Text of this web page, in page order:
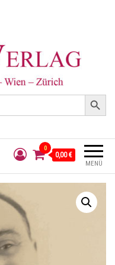
Search Button
MENÜ
0
0,00 €